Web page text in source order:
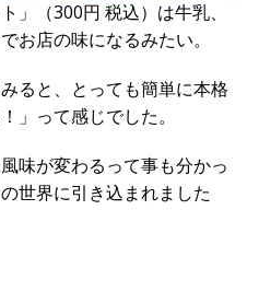
」（300円 税込）は牛乳、
お店の味になるみたい。
ると、とっても簡単に本格
」って感じでした。
味が変わるって事も分かっ
世界に引き込まれました